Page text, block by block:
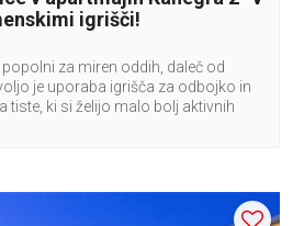
igrišči!
za miren oddih, daleč od
je uporaba igrišča za odbojko in
tiste, ki si želijo malo bolj aktivnih